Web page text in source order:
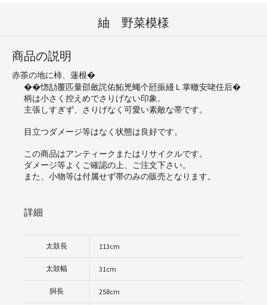
紬 野菜模様
商品の説明
赤茶の地に柿、蓮根�
��愡劼覆匹量邵斂詫佑鮖兇蠅个瓩振綫Ｌ掌轍安咾任后�
柄は小さく控えめでさりげない印象。
主張しすぎず、さりげなく可愛い素敵な帯です。
目立つダメージ等はなく状態は良好です。
この商品はアンティークまたはリサイクルです。
ダメージ等よくご確認の上、ご注文下さい。
また、小物等は付属せず帯のみの販売となります。
詳細
太鼓長 113cm
太鼓幅 31cm
胴長 258cm